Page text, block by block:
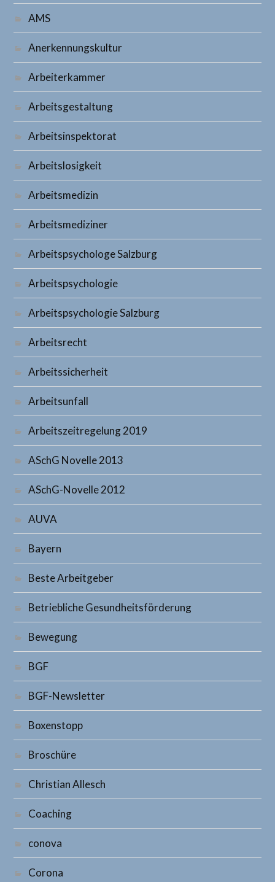
AMS
Anerkennungskultur
Arbeiterkammer
Arbeitsgestaltung
Arbeitsinspektorat
Arbeitslosigkeit
Arbeitsmedizin
Arbeitsmediziner
Arbeitspsychologe Salzburg
Arbeitspsychologie
Arbeitspsychologie Salzburg
Arbeitsrecht
Arbeitssicherheit
Arbeitsunfall
Arbeitszeitregelung 2019
ASchG Novelle 2013
ASchG-Novelle 2012
AUVA
Bayern
Beste Arbeitgeber
Betriebliche Gesundheitsförderung
Bewegung
BGF
BGF-Newsletter
Boxenstopp
Broschüre
Christian Allesch
Coaching
conova
Corona